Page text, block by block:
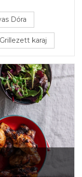
Dóra
Grillezett karaj